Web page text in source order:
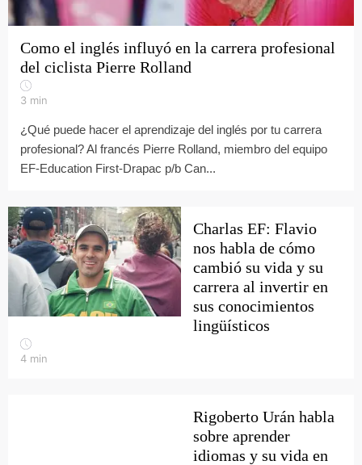
Como el inglés influyó en la carrera profesional
del ciclista Pierre Rolland
3 min
¿Qué puede hacer el aprendizaje del inglés por tu carrera
profesional? Al francés Pierre Rolland, miembro del equipo
EF-Education First-Drapac p/b Can...
Charlas EF: Flavio
nos habla de cómo
cambió su vida y su
carrera al invertir en
sus conocimientos
lingüísticos
4 min
Rigoberto Urán habla
sobre aprender
idiomas y su vida en